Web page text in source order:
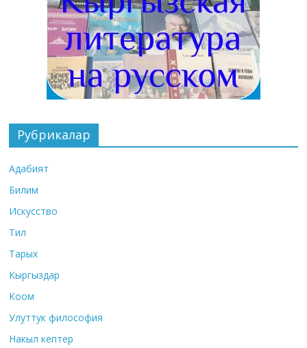
Рубрикалар
Адабият
Билим
Искусство
Тил
Тарых
Кыргыздар
Коом
Улуттук философия
Накыл кептер